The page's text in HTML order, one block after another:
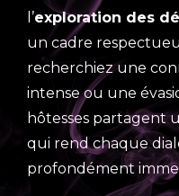
l’exploration des
un cadre
recherchiez une
intense ou une
hôtesses partagent
qui rend chaque
profondément